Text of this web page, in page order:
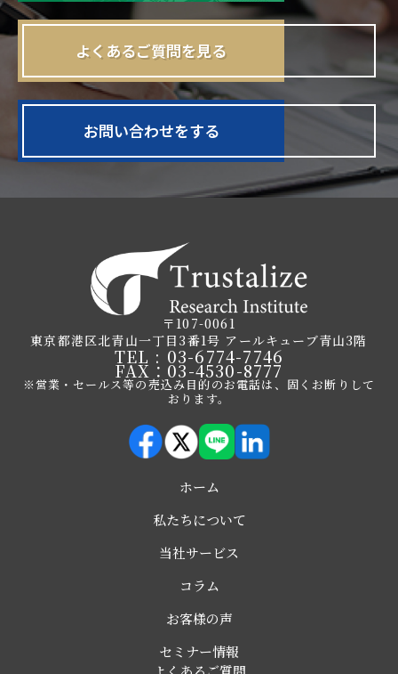
よくあるご質問を見る
お問い合わせをする
〒107-0061
東京都港区北青山一丁目3番1号 アールキューブ青山3階
TEL : 03-6774-7746
FAX：03-4530-8777
※営業・セールス等の売込み目的のお電話は、固くお断りして
おります。
ホーム
私たちについて
当社サービス
コラム
お客様の声
セミナー情報